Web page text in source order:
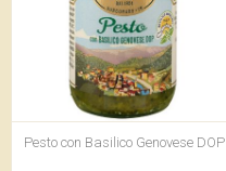
Pesto con Basilico Genovese DOP